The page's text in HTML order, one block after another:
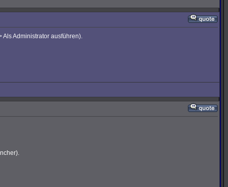
Administrator ausführen).